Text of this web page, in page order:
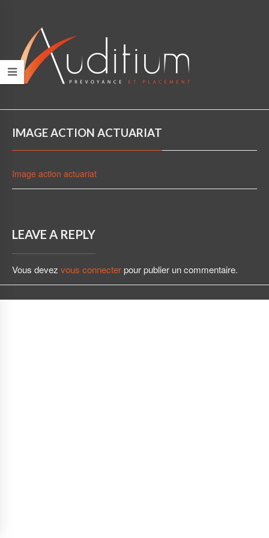
IMAGE ACTION ACTUARIAT
Image action actuariat
LEAVE A REPLY
Vous devez vous connecterpour publier un commentaire.